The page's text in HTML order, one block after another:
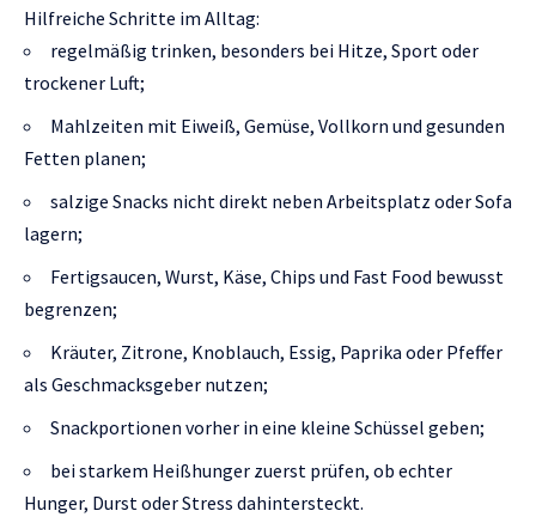
Hilfreiche Schritte im Alltag:
regelmäßig trinken, besonders bei Hitze, Sport oder
trockener Luft;
Mahlzeiten mit Eiweiß, Gemüse, Vollkorn und gesunden
Fetten planen;
salzige Snacks nicht direkt neben Arbeitsplatz oder Sofa
lagern;
Fertigsaucen, Wurst, Käse, Chips und Fast Food bewusst
begrenzen;
Kräuter, Zitrone, Knoblauch, Essig, Paprika oder Pfeffer
als Geschmacksgeber nutzen;
Snackportionen vorher in eine kleine Schüssel geben;
bei starkem Heißhunger zuerst prüfen, ob echter
Hunger, Durst oder Stress dahintersteckt.